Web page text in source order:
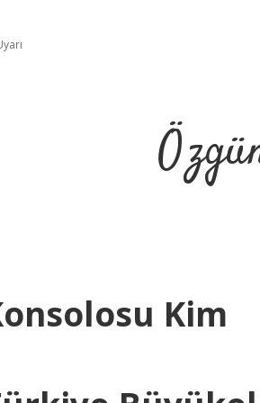
Kim